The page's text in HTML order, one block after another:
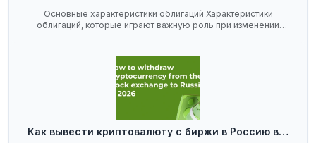
Основные характеристики облигаций Характеристики
облигаций, которые играют важную роль при изменении
Как вывести криптовалюту с биржи в Россию в…